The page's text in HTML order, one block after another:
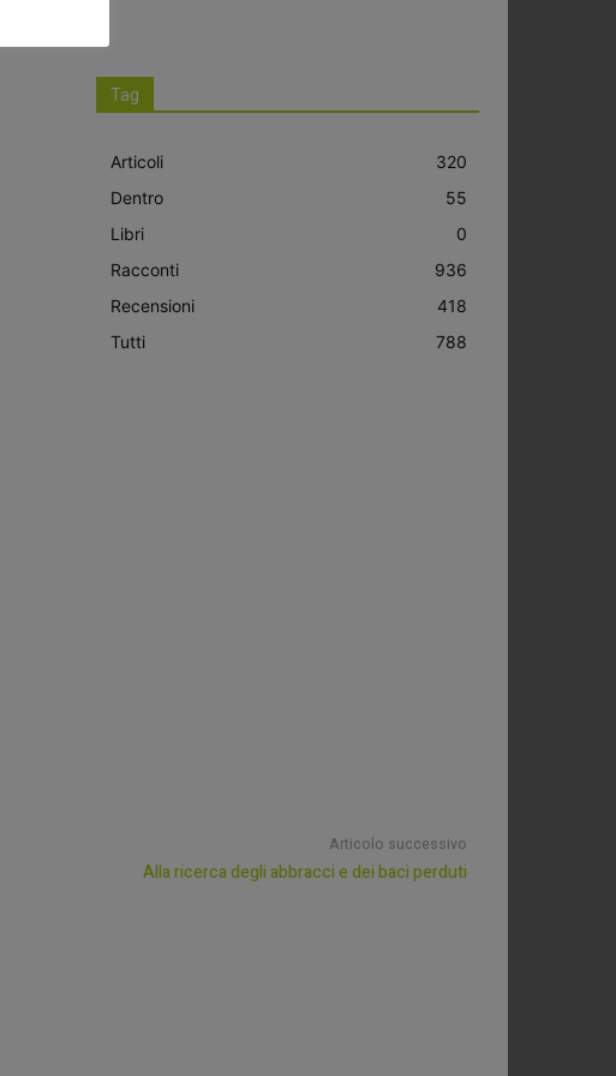
Tag
Articoli
320
Dentro
55
Libri
0
Racconti
936
Recensioni
418
Tutti
788
Articolo successivo
Alla ricerca degli abbracci e dei baci perduti